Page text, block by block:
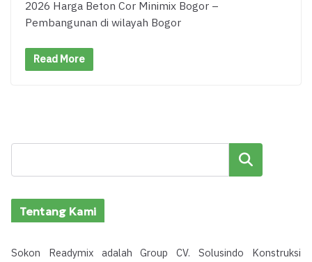
2026 Harga Beton Cor Minimix Bogor –
Pembangunan di wilayah Bogor
Read More
Cari
Tentang Kami
Sokon Readymix adalah Group CV. Solusindo Konstruksi